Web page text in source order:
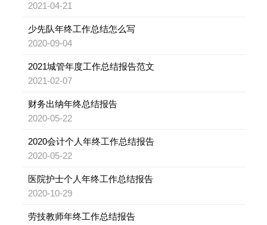
2021-04-21
少先队年终工作总结怎么写
2020-09-04
2021城管年度工作总结报告范文
2021-02-07
财务出纳年终总结报告
2020-05-22
2020会计个人年终工作总结报告
2020-05-22
医院护士个人年终工作总结报告
2020-10-29
劳技教师年终工作总结报告